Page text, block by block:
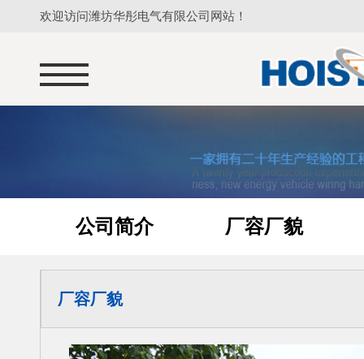
欢迎访问潍坊华彤电气有限公司网站！
公司简介 厂容厂貌
厂容厂貌